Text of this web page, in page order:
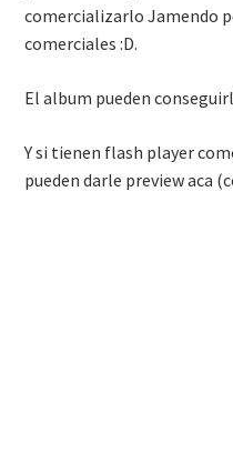
comercializarlo Jamendo
comerciales :D.
El album pueden
Y si tienen flash player
pueden darle preview aca